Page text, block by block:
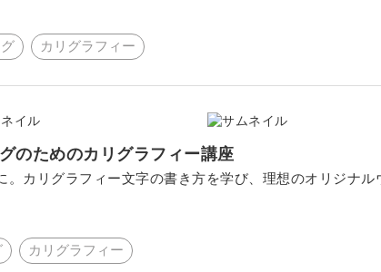
カリグラフィー
のためのカリグラフィー講座
カリグラフィー文字の書き方を学び、理想のオリジナル
カリグラフィー